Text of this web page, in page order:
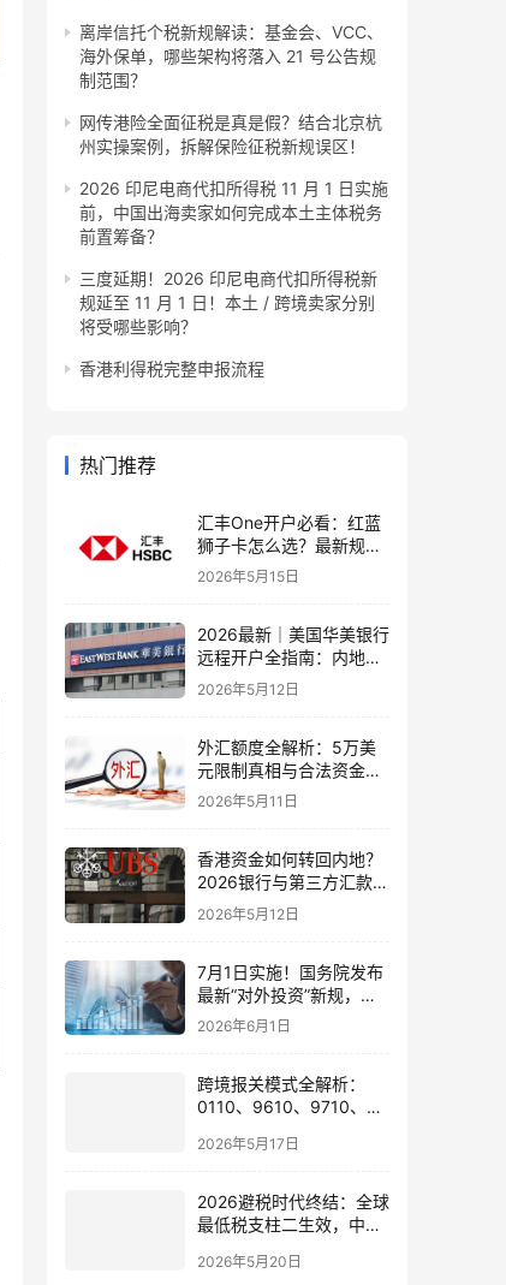
离岸信托个税新规解读：基金会、VCC、
海外保单，哪些架构将落入 21 号公告规
制范围？
网传港险全面征税是真是假？结合北京杭
州实操案例，拆解保险征税新规误区！
2026 印尼电商代扣所得税 11 月 1 日实施
前，中国出海卖家如何完成本土主体税务
前置筹备？
三度延期！2026 印尼电商代扣所得税新
规延至 11 月 1 日！本土 / 跨境卖家分别
将受哪些影响？
香港利得税完整申报流程
热门推荐
汇丰One开户必看：红蓝
狮子卡怎么选？最新规则
+补办攻略+5个避坑指南
2026年5月15日
2026最新｜美国华美银行
远程开户全指南：内地居
民足不出户办理美股与跨
境账户实操解析
2026年5月12日
外汇额度全解析：5万美
元限制真相与合法资金出
境通道
2026年5月11日
香港资金如何转回内地？
2026银行与第三方汇款全
攻略
2026年5月12日
7月1日实施！国务院发布
最新“对外投资”新规，炒
股、出海、海外资产配置
2026年6月1日
跨境报关模式全解析：
0110、9610、9710、
别与最佳应用场景
2026年5月17日
2026避税时代终结：全球
最低税支柱二生效，中国
策略
2026年5月20日